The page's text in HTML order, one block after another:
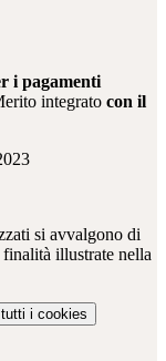
i pagamenti
integrato con il
si avvalgono di
illustrate nella
i cookies